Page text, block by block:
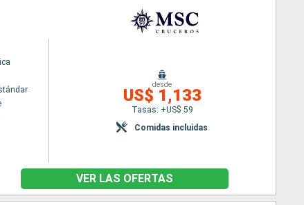
desde
US$ 1,133
Tasas: +US$ 59
Comidas incluidas
VER LAS OFERTAS